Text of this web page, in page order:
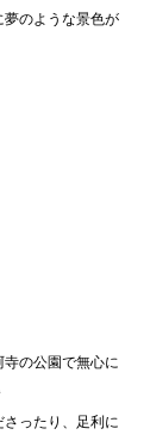
のような景色が
の公園で無心に
ったり、足利に